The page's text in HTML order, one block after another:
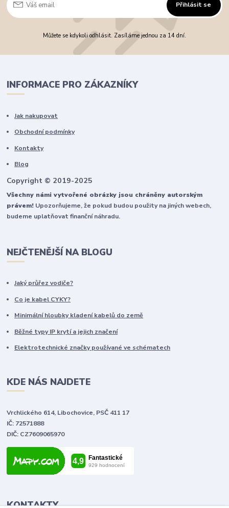
Přihlásit se
Můžete se kdykoli odhlásit. Zasíláme jednou za 14 dní.
INFORMACE PRO ZÁKAZNÍKY
Jak nakupovat
Obchodní podmínky
Kontakty
Blog
Copyright © 2019-2025
Všechny námi vytvořené obrázky jsou chráněny autorským
právem! Upozorňujeme, že pokud budou použity na jiných webech,
budeme uplatňovat finanční náhradu.
NEJČTENĚJŠÍ NA BLOGU
Jaký průřez vodiče?
Co je kabel CYKY?
Minimální hloubky kladení kabelů do země
Běžné typy IP krytí a jejich značení
Elektrotechnické značky používané ve schématech
KDE NÁS NAJDETE
Vrchlického 614, Libochovice, PSČ 411 17
IČ: 72571888
DIČ: CZ7609065970
KONTAKTY